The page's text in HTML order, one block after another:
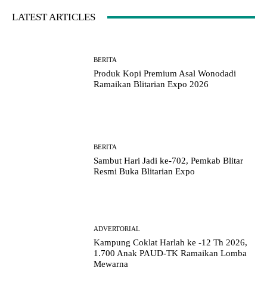
LATEST ARTICLES
BERITA
Produk Kopi Premium Asal Wonodadi
Ramaikan Blitarian Expo 2026
BERITA
Sambut Hari Jadi ke-702, Pemkab Blitar
Resmi Buka Blitarian Expo
ADVERTORIAL
Kampung Coklat Harlah ke -12 Th 2026,
1.700 Anak PAUD-TK Ramaikan Lomba
Mewarna